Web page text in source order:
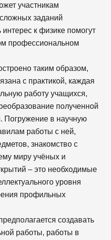
участникам
заданий
к физике помогут
профессиональном
таким образом,
с практикой, каждая
работу учащихся,
полученной
Погружение в научную
работы с ней,
знакомство с
миру учёных и
– это необходимые
уровня
профильных
создавать
работы, работы в